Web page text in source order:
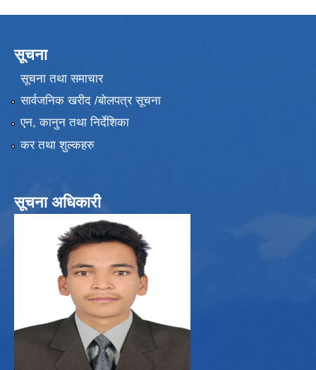
सूचना
सूचना तथा समाचार
सार्वजनिक खरीद /बोलपत्र सूचना
एन, कानुन तथा निर्देशिका
कर तथा शुल्कहरु
सूचना अधिकारी